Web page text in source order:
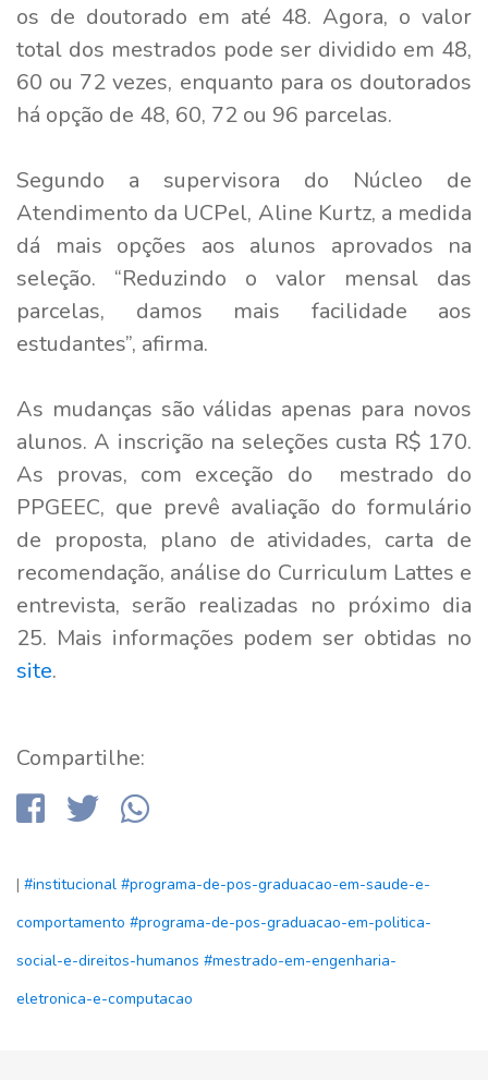
os de doutorado em até 48. Agora, o valor
total dos mestrados pode ser dividido em 48,
60 ou 72 vezes, enquanto para os doutorados
há opção de 48, 60, 72 ou 96 parcelas.
Segundo a supervisora do Núcleo de
Atendimento da UCPel, Aline Kurtz, a medida
dá mais opções aos alunos aprovados na
seleção. “Reduzindo o valor mensal das
parcelas, damos mais facilidade aos
estudantes”, afirma.
As mudanças são válidas apenas para novos
alunos. A inscrição na seleções custa R$ 170.
As provas, com exceção do mestrado do
PPGEEC, que prevê avaliação do formulário
de proposta, plano de atividades, carta de
recomendação, análise do Curriculum Lattes e
entrevista, serão realizadas no próximo dia
25. Mais informações podem ser obtidas no
site.
Compartilhe:
| #institucional #programa-de-pos-graduacao-em-saude-e-
comportamento #programa-de-pos-graduacao-em-politica-
social-e-direitos-humanos #mestrado-em-engenharia-
eletronica-e-computacao